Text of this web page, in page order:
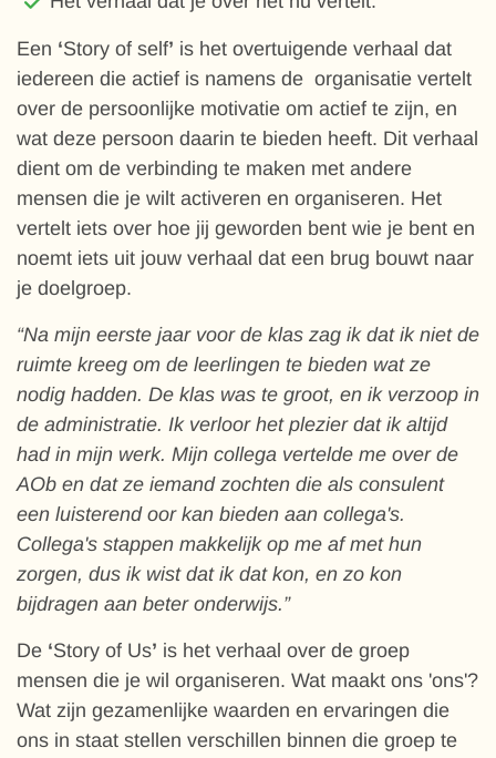
Een ‘Story of self’ is het overtuigende verhaal dat
iedereen die actief is namens de organisatie vertelt
over de persoonlijke motivatie om actief te zijn, en
wat deze persoon daarin te bieden heeft. Dit verhaal
dient om de verbinding te maken met andere
mensen die je wilt activeren en organiseren. Het
vertelt iets over hoe jij geworden bent wie je bent en
noemt iets uit jouw verhaal dat een brug bouwt naar
je doelgroep.
“Na mijn eerste jaar voor de klas zag ik dat ik niet de
ruimte kreeg om de leerlingen te bieden wat ze
nodig hadden. De klas was te groot, en ik verzoop in
de administratie. Ik verloor het plezier dat ik altijd
had in mijn werk. Mijn collega vertelde me over de
AOb en dat ze iemand zochten die als consulent
een luisterend oor kan bieden aan collega's.
Collega's stappen makkelijk op me af met hun
zorgen, dus ik wist dat ik dat kon, en zo kon
bijdragen aan beter onderwijs.”
De ‘Story of Us’ is het verhaal over de groep
mensen die je wil organiseren. Wat maakt ons 'ons'?
Wat zijn gezamenlijke waarden en ervaringen die
ons in staat stellen verschillen binnen die groep te